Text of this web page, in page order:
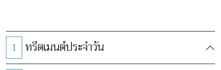
1 ทรีตเมนต์ประจำวัน